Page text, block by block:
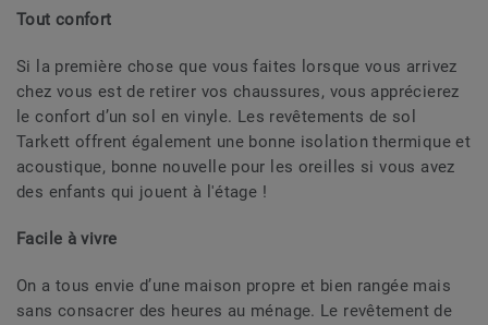
Tout confort
Si la première chose que vous faites lorsque vous arrivez
chez vous est de retirer vos chaussures, vous apprécierez
le confort d’un sol en vinyle. Les revêtements de sol
Tarkett offrent également une bonne isolation thermique et
acoustique, bonne nouvelle pour les oreilles si vous avez
des enfants qui jouent à l'étage !
Facile à vivre
On a tous envie d’une maison propre et bien rangée mais
sans consacrer des heures au ménage. Le revêtement de